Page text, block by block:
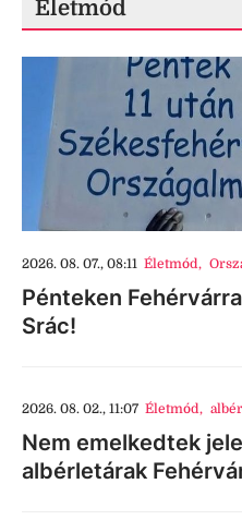
Életmód
2026. 08. 07., 08:11 Életmód,
Pénteken
Srác!
2026. 08. 02., 11:07 Életmód,
Nem emelkedtek
albérletárak